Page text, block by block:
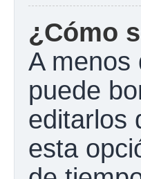
¿Cómo
A menos
puede
editarlos
esta